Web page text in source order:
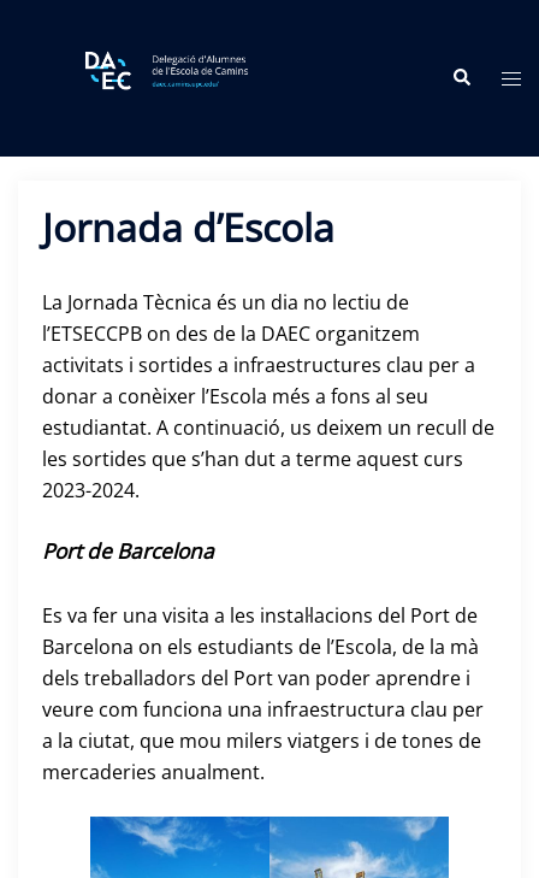
Search
Jornada d’Escola
La Jornada Tècnica és un dia no lectiu de
l’ETSECCPB on des de la DAEC organitzem
activitats i sortides a infraestructures clau per a
donar a conèixer l’Escola més a fons al seu
estudiantat. A continuació, us deixem un recull de
les sortides que s’han dut a terme aquest curs
2023-2024.
Port de Barcelona
Es va fer una visita a les instal·lacions del Port de
Barcelona on els estudiants de l’Escola, de la mà
dels treballadors del Port van poder aprendre i
veure com funciona una infraestructura clau per
a la ciutat, que mou milers viatgers i de tones de
mercaderies anualment.